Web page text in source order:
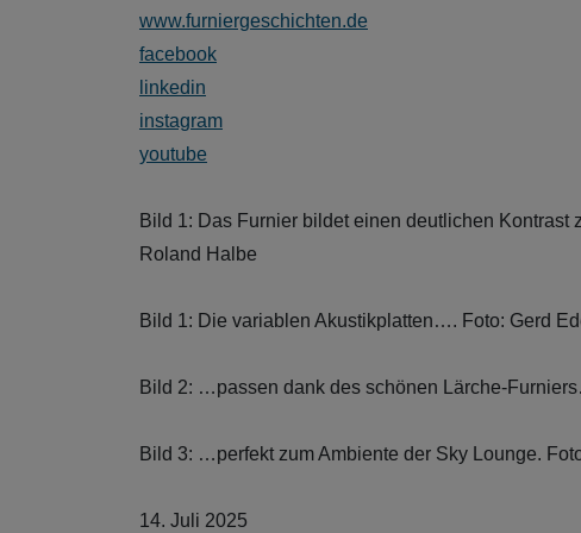
www.furniergeschichten.de
facebook
linkedin
instagram
youtube
Bild 1: Das Furnier bildet einen deutlichen
Roland Halbe
Bild 1: Die variablen Akustikplatten…. Foto: Gerd
Bild 2: …passen dank des schönen Lärche-
Bild 3: …perfekt zum Ambiente der Sky Lounge.
14. Juli 2025